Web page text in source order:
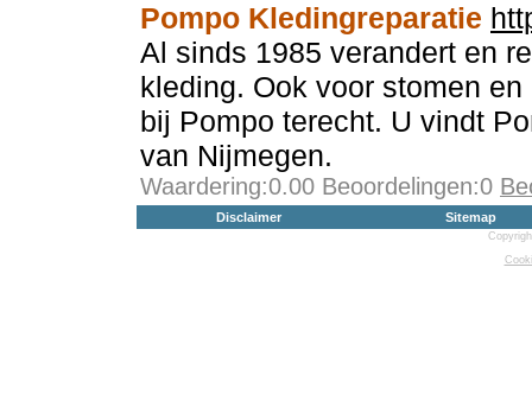
Pompo Kledingreparatie
Al sinds 1985 verandert en
kleding. Ook voor stomen
bij Pompo terecht. U vindt
van Nijmegen.
Waardering:0.00 Beoordelingen:0
Disclaimer Sitemap